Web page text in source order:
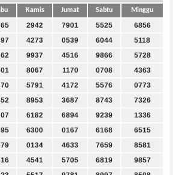
Kamis Jumat Sabtu Minggu
2942 7901 5525
6856
4273 0539 6044
5118
9937 4516 9866
5728
8067 1170 0708
4363
5791 4172 5576
0773
8953 3687 8743
7326
6182 6894 9239
1336
6300 0167 6168
6515
0134 4633 7659
8581
4541 5705 6819
9857